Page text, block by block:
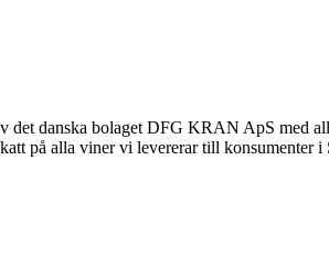
danska bolaget DFG KRAN ApS med
på alla viner vi levererar till konsumenter i